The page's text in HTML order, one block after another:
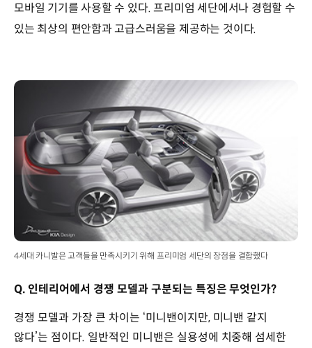
모바일 기기를 사용할 수 있다. 프리미엄 세단에서나 경험할 수
있는 최상의 편안함과 고급스러움을 제공하는 것이다.
4세대 카니발은 고객들을 만족시키기 위해 프리미엄 세단의 장점을 결합했다
Q. 인테리어에서 경쟁 모델과 구분되는 특징은 무엇인가?
경쟁 모델과 가장 큰 차이는 ‘미니밴이지만, 미니밴 같지
않다’는 점이다. 일반적인 미니밴은 실용성에 치중해 섬세한